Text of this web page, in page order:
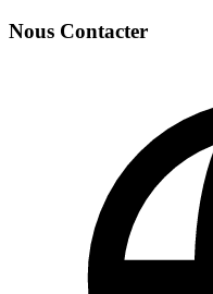
Nous Contacter